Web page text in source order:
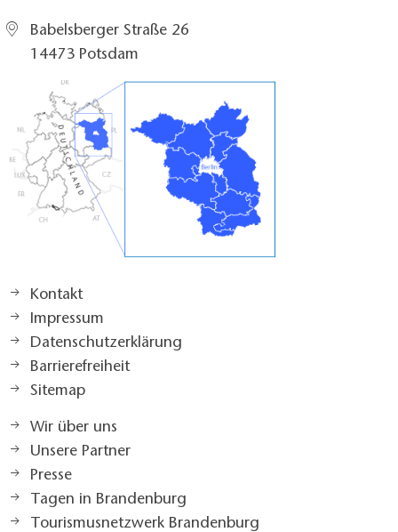
Babelsberger Straße 26
14473 Potsdam
Kontakt
Impressum
Datenschutzerklärung
Barrierefreiheit
Sitemap
Wir über uns
Unsere Partner
Presse
Tagen in Brandenburg
Tourismusnetzwerk Brandenburg